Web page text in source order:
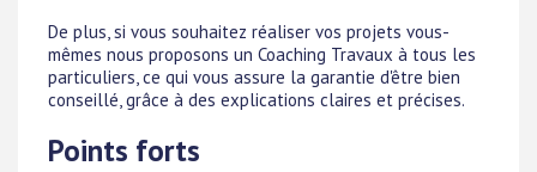
De plus, si vous souhaitez réaliser vos projets vous-
mêmes nous proposons un Coaching Travaux à tous les
particuliers, ce qui vous assure la garantie d'être bien
conseillé, grâce à des explications claires et précises.
Points forts